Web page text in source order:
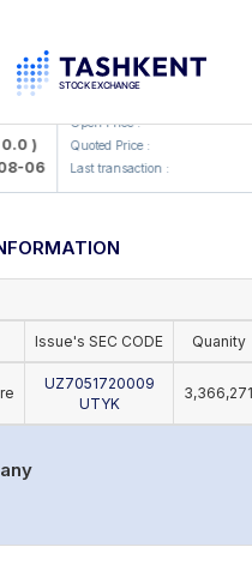
)
06
UZMK
Open Price :
Quoted Price :
Last transaction :
Issue's SEC CODE Quanity
UZ7051720009
UTYK
3,366,271